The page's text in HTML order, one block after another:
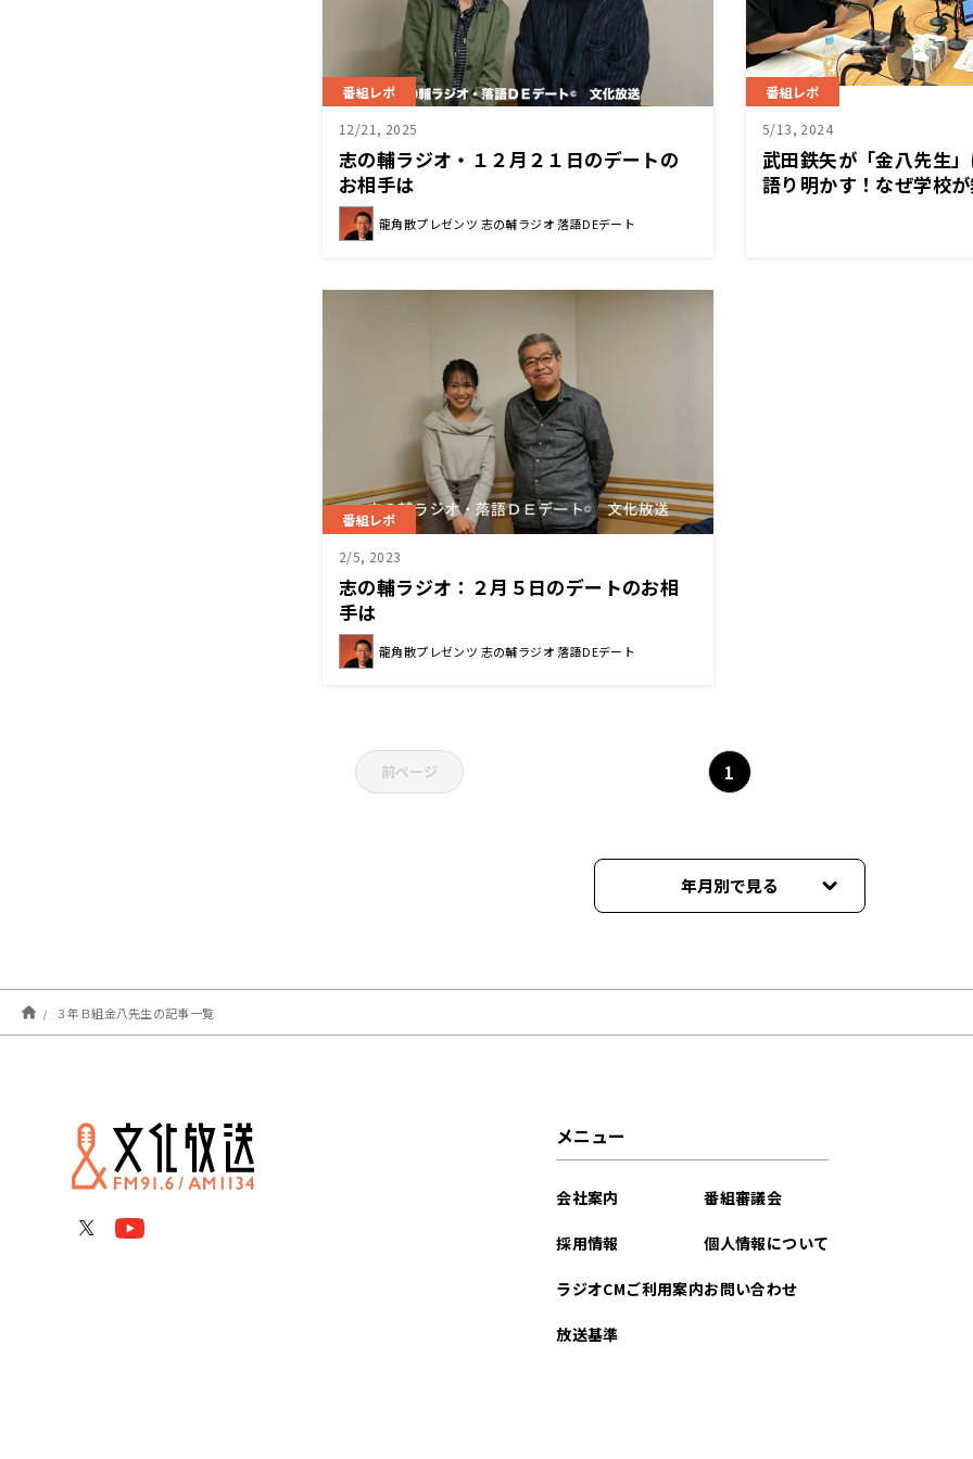
番組レポ
12/21, 2025
志の輔ラジオ・１２月２１日のデートの
お相手は
龍角散プレゼンツ 志の輔ラジオ 落語DEデート
番組レポ
5/13, 2024
武田鉄矢が「金八先生
語り明かす！なぜ学校
番組レポ
2/5, 2023
志の輔ラジオ：２月５日のデートのお相
手は
龍角散プレゼンツ 志の輔ラジオ 落語DEデート
前ページ 1
年月別で見る
３年Ｂ組金八先生の記事一覧
メニュー
会社案内
採用情報
ラジオCMご利用案内
放送基準
番組審議会
個人情報について
お問い合わせ